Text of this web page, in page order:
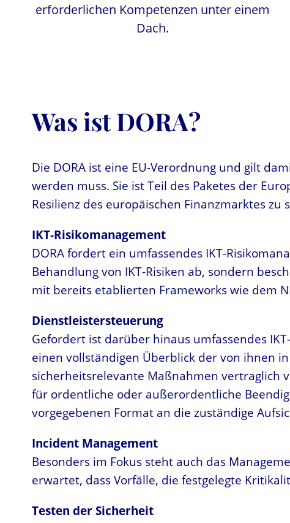
erforderlichen Kompetenzen unter einem
Dach.
Was ist DORA?
Die DORA ist eine EU-Verordnung und gilt
werden muss. Sie ist Teil des Paketes der
Resilienz des europäischen Finanzmarktes zu
IKT-Risikomanagement
DORA fordert ein umfassendes IKT-
Behandlung von IKT-Risiken ab, sondern
mit bereits etablierten Frameworks wie dem
Dienstleistersteuerung
Gefordert ist darüber hinaus umfassendes
einen vollständigen Überblick der von ihnen
sicherheitsrelevante Maßnahmen vertraglich
für ordentliche oder außerordentliche
vorgegebenen Format an die zuständige
Incident Management
Besonders im Fokus steht auch das
erwartet, dass Vorfälle, die festgelegte
Testen der Sicherheit